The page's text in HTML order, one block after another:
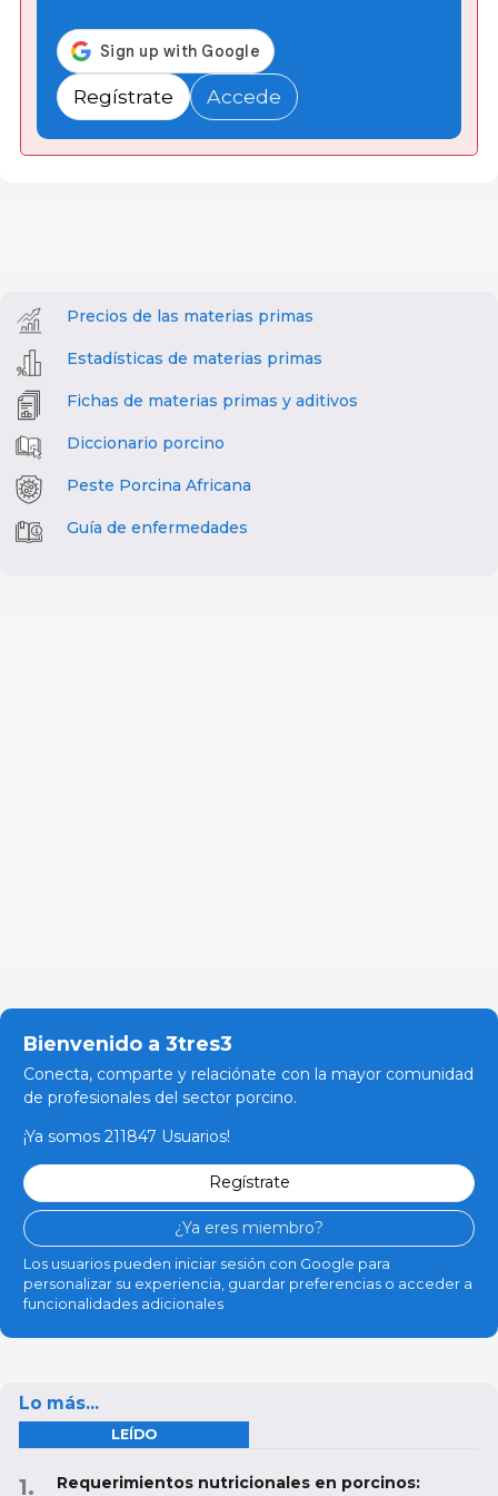
Regístrate Accede
Precios de las materias primas
Estadísticas de materias primas
Fichas de materias primas y aditivos
Diccionario porcino
Peste Porcina Africana
Guía de enfermedades
Bienvenido a 3tres3
Conecta, comparte y relaciónate con la mayor comunidad
de profesionales del sector porcino.
¡Ya somos 211847 Usuarios!
Regístrate
¿Ya eres miembro?
Los usuarios pueden iniciar sesión con Google para
personalizar su experiencia, guardar preferencias o acceder a
funcionalidades adicionales
Lo más...
LEÍDO
Requerimientos nutricionales en porcinos: